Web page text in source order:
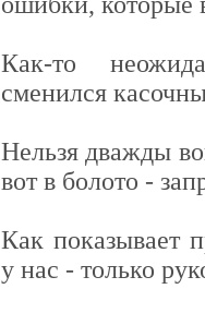
Как-то
сменился
Нельзя дважды
вот в болото -
Как показывает
у нас - только